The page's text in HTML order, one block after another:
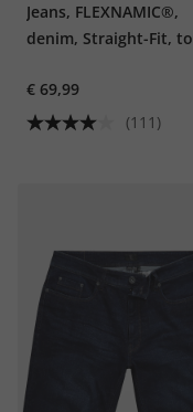
Jeans, FLEXNAMIC®,
denim, Straight-Fit,
€ 69,99
(111)